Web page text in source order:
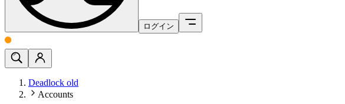
ログイン
Deadlock old
Accounts